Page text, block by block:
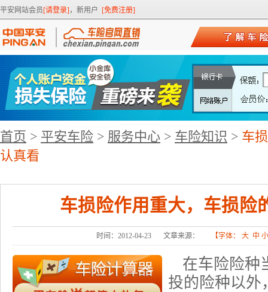
平安网站会员[请登录] ，新用户 [免费注册]
首页 > 平安车险 > 服务中心 > 车险知识 > 车
认真看
车损险作用重大，车损险
时间：2012-04-23 文章来源： 【字体： 大 中 小
在车险险种
投的险种以外